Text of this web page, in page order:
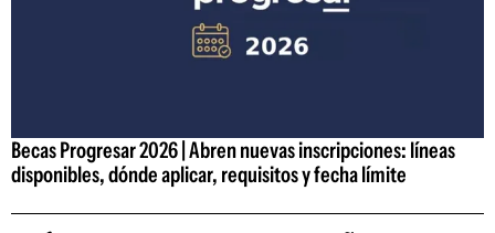
Becas Progresar 2026 | Abren nuevas inscripciones: líneas
disponibles, dónde aplicar, requisitos y fecha límite